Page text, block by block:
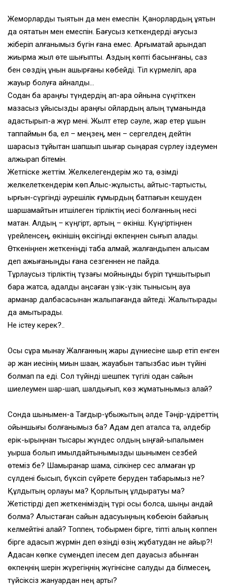
Жемқорларды тыятын да мен емеспін. Қанқорлардың ұятын
да оятатын мен емеспін. Бағусыз кеткендерді қағусыз
жіберіп алғанымыз бүгін ғана емес. Арғымақтай арындап
жиырма жыл өте шығыпты. Аздың көпті басынғаны, саз
бен сөздің құнын қашырғаны көбейді. Тіл күрмеліп, арқа
жауыр болуға айналды…
Содан ба қараңғы түндердің қап-қара қойнына сүңгіткен
мазасыз ұйқысыздық қараңғы ойлардың қалың тұманында
адастырып-ақ жүр мені. Жылт етер сәуле, жарқ етер ұшқын
таппаймын ба, ел – меңзең, мен – сергелдең дейтін
шарасыз тұйықтан шапшып шығар сыңараяқ сүрлеу іздеумен
қалжырап бітемін.
Жетпіске жеттім. Желкелегендерім жоқ та, өзімді
желкелеткендерім көп.Алыс-жұлысты, айтыс-тартысты,
қырғын-сүргінді әурешілік ғұмырдың батпағын кешуден
шаршамайтын итшілеген тірліктің иесі болғанның несі
мақтан. Алдың – күңгірт, артың – өкініш. Күңгіртіңнен
үрейленсең, өкінішің өксігіңді өкпеңнен сығып алады.
Өткеніңнен жеткеніңді таба алмай, жалғандықпен алысам
деп қажығаныңды ғана сезгеннен не пайда.
Тұрлаусыз тірліктің тұзағы мойныңды бүріп тұншықтырып
бара жатса, адалдық аңсаған үзік-үзік тынысың ауа
қарманар далбасасынан жалықпағанда қайтеді. Жалықтырады
да қамықтырады.
Не істеу керек?..
Осы сұрақ мынау Жалғанның жарық дүниесіне шыр етіп енген
әр жан иесінің миын шаққан, жауабын тапқызбас қиын түйіні
болмап па еді. Сол түйінді шешпек түгілі одан сайын
шиелеумен шар-шап, шалдығып, көз жұматынымыз қалай?
Сонда шынымен-ақ Тағдыр-құбыжықтың әлде Тәңір-құдіреттің
ойыншығы болғанымыз ба? Адам деп аталсақ та, әлдебір
ерік-ырқыңнан тысқары жүндес қолдың ыңғай-ықпалымен
қуыршақ болып қимылдайтынымызды шынымен сезбей
өтеміз бе? Шамырқанар шама, сілкінер сес қалмаған құр
сүлдені бықсып, бүксіп сүйрете беруден табарымыз не?
Құлдықтың қорлауы ма? Қорлықтың құлдыратуы ма?
Жетістірді деп жеткеніміздің түрі осы болса, шыңы қандай
болмақ? Алыстаған сайын адасуыңның көбеюін байқағың
келмейтіні қалай? Топпен, тобырмен бірге, тіпті қалың көппен
бірге адасып жүрмін деп өзіңді өзің жұбатудан не қайыр?!
Адасқан көпке сүмеңдеп ілесем деп дауасыз қабынған
өкпеңнің шерін жүрегіңнің жүгінісіне салуды да білмесең,
түйсіксіз жануардан нең артық?